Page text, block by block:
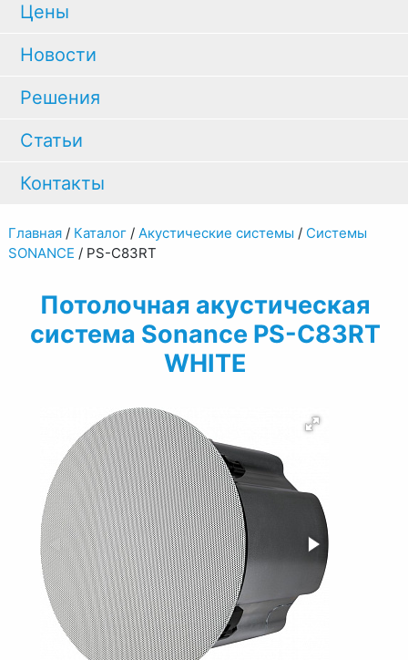
Цены
Новости
Решения
Статьи
Контакты
Главная/ Каталог/ Акустические системы / Системы
SONANCE / PS-C83RT
Потолочная акустическая
система Sonance PS-C83RT
WHITE